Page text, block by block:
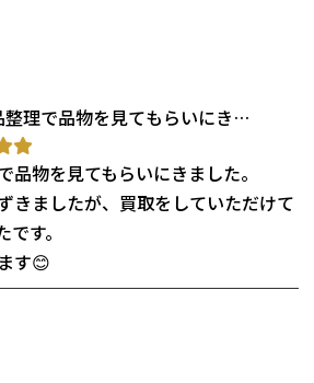
理で品物を見てもらいにきました。
らずきましたが、買取をしていただ
ざいます😊
品物を見てもらいにきました。
きましたが、買取をしていただけて
す。
す😊